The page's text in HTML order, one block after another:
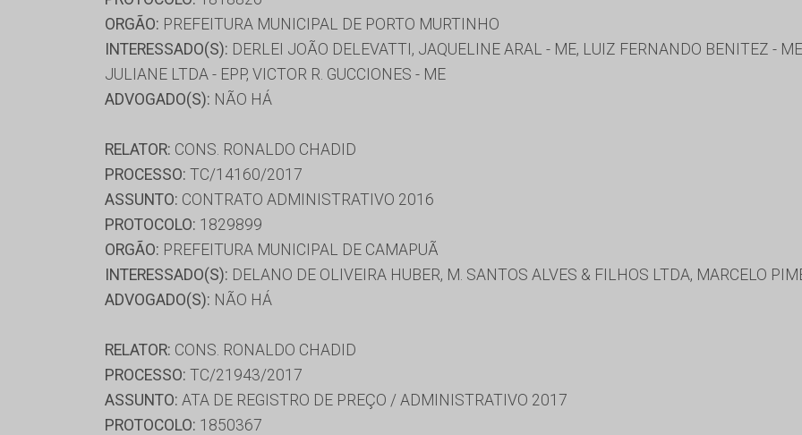
ORGÃO: PREFEITURA MUNICIPAL DE PORTO MURTINHO
INTERESSADO(S): DERLEI JOÃO DELEVATTI, JAQUELINE ARAL - ME, LUIZ FERNANDO BENITEZ -
JULIANE LTDA - EPP, VICTOR R. GUCCIONES - ME
ADVOGADO(S): NÃO HÁ
RELATOR: CONS. RONALDO CHADID
PROCESSO: TC/14160/2017
ASSUNTO: CONTRATO ADMINISTRATIVO 2016
PROTOCOLO: 1829899
ORGÃO: PREFEITURA MUNICIPAL DE CAMAPUÃ
INTERESSADO(S): DELANO DE OLIVEIRA HUBER, M. SANTOS ALVES & FILHOS LTDA, MARCELO
ADVOGADO(S): NÃO HÁ
RELATOR: CONS. RONALDO CHADID
PROCESSO: TC/21943/2017
ASSUNTO: ATA DE REGISTRO DE PREÇO / ADMINISTRATIVO 2017
PROTOCOLO: 1850367